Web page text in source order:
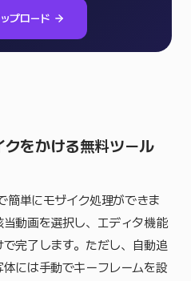
プロード
をかける無料ツール
簡単にモザイク処理ができま
動画を選択し、エディタ機能
完了します。ただし、自動追
には手動でキーフレームを設